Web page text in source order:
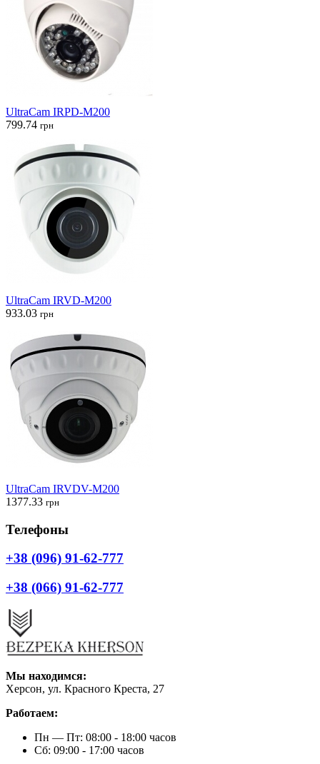
UltraCam IRPD-М200
799.74 грн
UltraCam IRVD-М200
933.03 грн
UltraCam IRVDV-М200
1377.33 грн
Телефоны
+38 (096) 91-62-777
+38 (066) 91-62-777
Мы находимся:
Херсон, ул. Красного Креста, 27
Работаем:
Пн — Пт: 08:00 - 18:00 часов
Сб: 09:00 - 17:00 часов